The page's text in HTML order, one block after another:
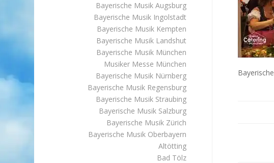
Bayerische Musik Augsburg
Bayerische Musik Ingolstadt
Bayerische Musik Kempten
Bayerische Musik Landshut
Bayerische Musik München
Musiker Messe München
Bayerische Musik Nürnberg
Bayerische Musik Regensburg
Bayerische Musik Straubing
Bayerische Musik Salzburg
Bayerische Musik Zürich
Bayerische Musik Oberbayern
Altötting
Bad Tölz